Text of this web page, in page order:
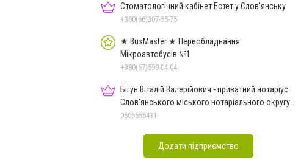
Стоматологічний кабінет Естет у Слов'янську
+380(66)307-55-75
★ BusMaster ★ Переобладнання
Мікроавтобусів №1
+380(67)599-04-04
Бігун Віталій Валерійович - приватний нотаріус
Слов'янського міського нотаріального округу
Дон.обл.
0506555431
Додати підприємство